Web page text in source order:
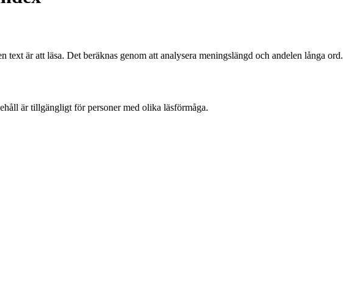
är att läsa. Det beräknas genom att analysera meningslängd och andelen långa ord.
är tillgängligt för personer med olika läsförmåga.